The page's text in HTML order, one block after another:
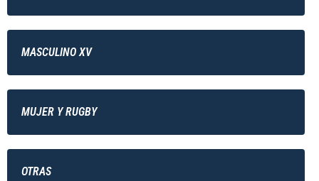
MASCULINO XV
MUJER Y RUGBY
OTRAS